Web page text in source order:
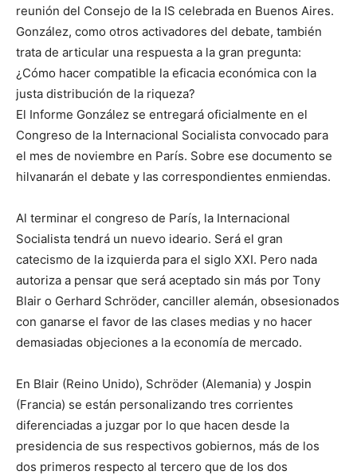
reunión del Consejo de la IS celebrada en Buenos Aires.
González, como otros activadores del debate, también
trata de articular una respuesta a la gran pregunta:
¿Cómo hacer compatible la eficacia económica con la
justa distribución de la riqueza?
El Informe González se entregará oficialmente en el
Congreso de la Internacional Socialista convocado para
el mes de noviembre en París. Sobre ese documento se
hilvanarán el debate y las correspondientes enmiendas.
Al terminar el congreso de París, la Internacional
Socialista tendrá un nuevo ideario. Será el gran
catecismo de la izquierda para el siglo XXI. Pero nada
autoriza a pensar que será aceptado sin más por Tony
Blair o Gerhard Schröder, canciller alemán, obsesionados
con ganarse el favor de las clases medias y no hacer
demasiadas objeciones a la economía de mercado.
En Blair (Reino Unido), Schröder (Alemania) y Jospin
(Francia) se están personalizando tres corrientes
diferenciadas a juzgar por lo que hacen desde la
presidencia de sus respectivos gobiernos, más de los
dos primeros respecto al tercero que de los dos